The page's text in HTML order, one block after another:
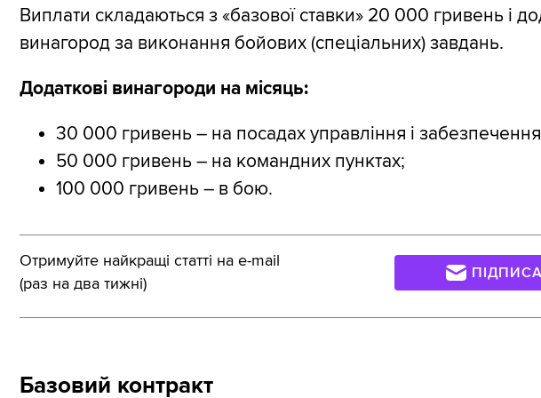
Виплати складаються з «базової ставки» 20 000 гривень і
винагород за виконання бойових (спеціальних) завдань.
Додаткові винагороди на місяць:
30 000 гривень – на посадах управління і
50 000 гривень – на командних пунктах;
100 000 гривень – в бою.
Отримуйте найкращі статті на e-mail
(раз на два тижні)
Базовий контракт